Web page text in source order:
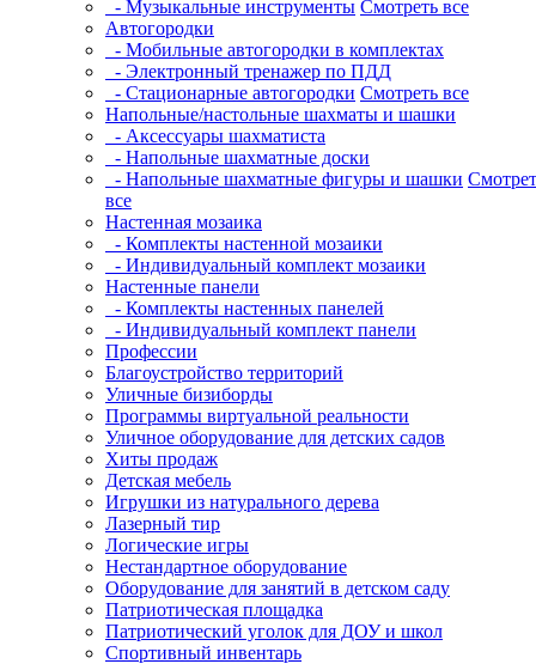
- Музыкальные инструменты Смотреть все
Автогородки
- Мобильные автогородки в комплектах
- Электронный тренажер по ПДД
- Стационарные автогородки Смотреть все
Напольные/настольные шахматы и шашки
- Аксессуары шахматиста
- Напольные шахматные доски
- Напольные шахматные фигуры и шашки
все
Настенная мозаика
- Комплекты настенной мозаики
- Индивидуальный комплект мозаики
Настенные панели
- Комплекты настенных панелей
- Индивидуальный комплект панели
Профессии
Благоустройство территорий
Уличные бизиборды
Программы виртуальной реальности
Уличное оборудование для детских садов
Хиты продаж
Детская мебель
Игрушки из натурального дерева
Лазерный тир
Логические игры
Нестандартное оборудование
Оборудование для занятий в детском саду
Патриотическая площадка
Патриотический уголок для ДОУ и школ
Спортивный инвентарь